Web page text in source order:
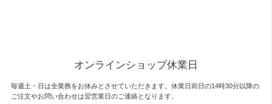
オンラインショップ休業日
毎週土・日は全業務をお休みとさせていただきます。休業日前日の14時30分以降の
ご注文やお問い合わせは翌営業日のご連絡となります。